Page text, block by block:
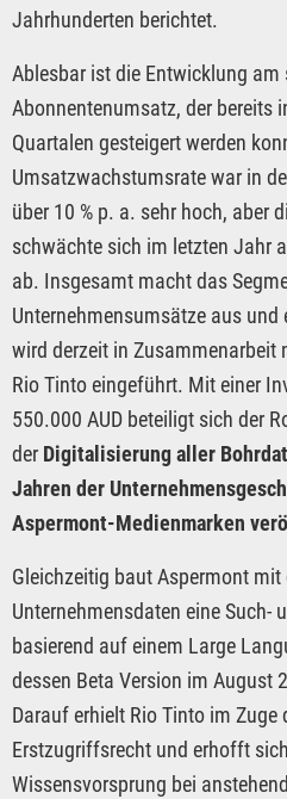
Jahrhunderten berichtet.
Ablesbar ist die Entwicklung am
Abonnentenumsatz, der bereits
Quartalen gesteigert werden
Umsatzwachstumsrate war in
über 10 % p. a. sehr hoch, aber
schwächte sich im letzten Jahr
ab. Insgesamt macht das
Unternehmensumsätze aus und
wird derzeit in Zusammenarbeit
Rio Tinto eingeführt. Mit einer
550.000 AUD beteiligt sich der
der Digitalisierung aller
Jahren der
Aspermont-Medienmarken
Gleichzeitig baut Aspermont
Unternehmensdaten eine Such-
basierend auf einem Large
dessen Beta Version im August
Darauf erhielt Rio Tinto im
Erstzugriffsrecht und erhofft
Wissensvorsprung bei